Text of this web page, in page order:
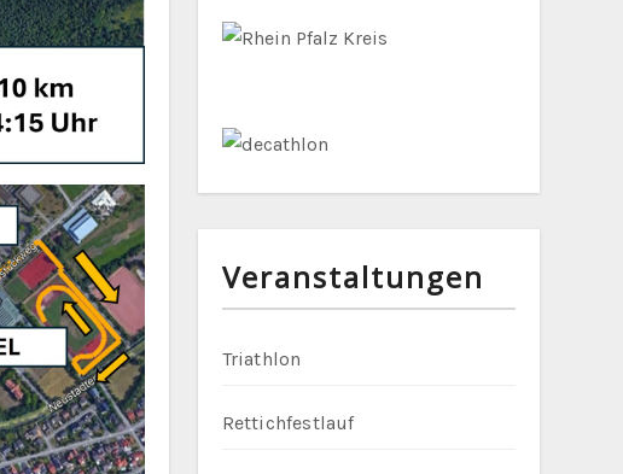
Veranstaltungen
Triathlon
Rettichfestlauf